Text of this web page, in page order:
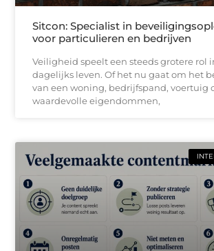
Sitcon: Specialist in
voor particulieren en bedrijven
Veiligheid speelt een steeds grotere rol
dagelijks leven. Of het nu gaat om het
van een woning, bedrijfspand, voertuig
waardevolle eigendommen,